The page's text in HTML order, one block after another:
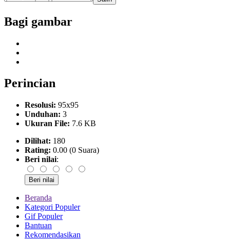
Bagi gambar
Perincian
Resolusi: 95x95
Unduhan: 3
Ukuran File: 7.6 KB
Dilihat: 180
Rating: 0.00 (0 Suara)
Beri nilai:
Beranda
Kategori Populer
Gif Populer
Bantuan
Rekomendasikan